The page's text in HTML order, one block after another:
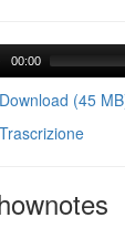
00:00
(45